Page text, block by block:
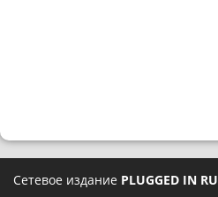
Сетевое издание PLUGGED IN RU